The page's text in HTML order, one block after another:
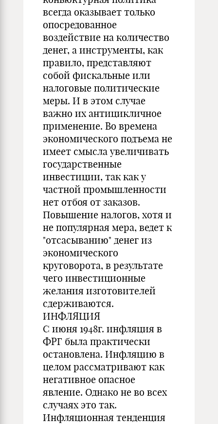
всегда оказывает только
опосредованное
воздействие на количество
денег, а инструменты, как
правило, представляют
собой фискальные или
налоговые политические
меры. И в этом случае
важно их антицикличное
применение. Во времена
экономического подъема не
имеет смысла увеличивать
государственные
инвестиции, так как у
частной промышленности
нет отбоя от заказов.
Повышение налогов, хотя и
не популярная мера, ведет к
"отсасыванию" денег из
экономического
круговорота, в результате
чего инвестиционные
желания изготовителей
сдерживаются.
ИНФЛЯЦИЯ
С июня 1948г. инфляция в
ФРГ была практически
остановлена. Инфляцию в
целом рассматривают как
негативное опасное
явление. Однако не во всех
случаях это так.
Инфляционная тенденция